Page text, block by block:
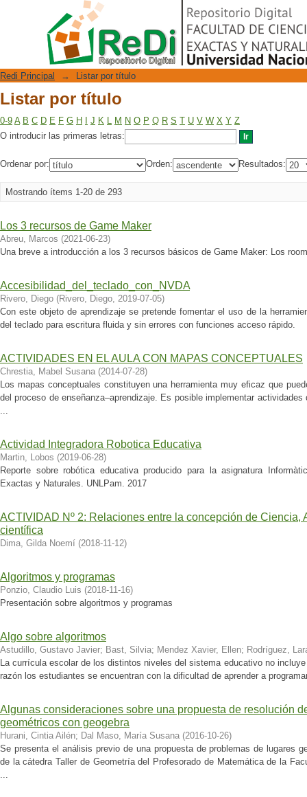
Listar por título
Repositorio Digital
Redi Principal → Listar por título
Listar por título
0-9 A B C D E F G H J K L M N O P Q R S T U V W X Y Z
O introducir las primeras letras:
Ordenar por: Orden: Resultados:
Mostrando ítems 1-20 de 293
Los 3 recursos de Game Maker
Abreu, Marcos (2021-06-23)
Una breve a introducción a los 3 recursos básicos de Game Maker: Los
Accesibilidad_del_teclado_con_NVDA
Rivero, Diego (Rivero, Diego, 2019-07-05)
Con este objeto de aprendizaje se pretende fomentar el uso de la
del teclado para escritura fluida y sin errores con funciones acceso rápido.
ACTIVIDADES EN EL AULA CON MAPAS CONCEPTUALES
Chrestia, Mabel Susana (2014-07-28)
Los mapas conceptuales constituyen una herramienta muy eficaz que
del proceso de enseñanza–aprendizaje. Es posible implementar
...
Actividad Integradora Robotica Educativa
Martin, Lobos (2019-06-28)
Reporte sobre robótica educativa producido para la asignatura
Exactas y Naturales. UNLPam. 2017
ACTIVIDAD Nº 2: Relaciones entre la concepción de Ciencia,
científica
Dima, Gilda Noemí (2018-11-12)
Algoritmos y programas
Ponzio, Claudio Luis (2018-11-16)
Presentación sobre algoritmos y programas
Algo sobre algoritmos
Astudillo, Gustavo Javier; Bast, Silvia; Mendez Xavier, Ellen; Rodríguez,
La currícula escolar de los distintos niveles del sistema educativo no
razón los estudiantes se encuentran con la dificultad de aprender a
Algunas consideraciones sobre una propuesta de resolución
geométricos con geogebra
Hurani, Cintia Ailén; Dal Maso, María Susana (2016-10-26)
Se presenta el análisis previo de una propuesta de problemas de lugares
de la cátedra Taller de Geometría del Profesorado de Matemática de la
...